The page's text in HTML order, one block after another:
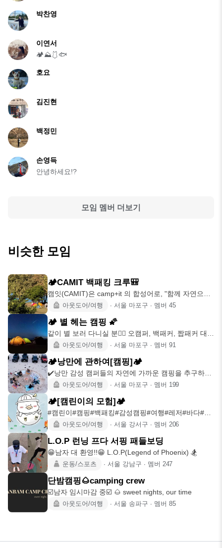
박찬영
이연서
🏕⛰️🩱🐟
호요
김진현
백정민
손영득
안녕하세요!?
모임 멤버 더보기
비슷한 모임
🏕️CAMIT 백패킹 크루🎒
캠잇(CAMIT)은 camp+it 의 합성어로, "함께 자연으로
떠나는아웃도어/여행 ∙ 서울 마포구 ∙ 멤버 45
🏕 별 헤는 캠핑 🌠
같이 별 보러 다니실 분🙋‍♀️ 오캠퍼, 백패커, 짭패커 대환
영!! 캠아웃도어/여행 ∙ 서울 마포구 ∙ 멤버 91
🏕낭만에 관하여[캠핑]🏕
✔️낭만 감성 캠퍼들의 자연에 가까운 캠핑을 추구하는
모임 캠핑 입문
아웃도어/여행 ∙ 서울 마포구 ∙ 멤버 199
🏕️[캠린이의 모험]🏕
#캠린이#캠핑#백패킹#감성캠핑#여행#레저#바다#산
#계곡#낫메리드#장비자랑
아웃도어/여행 ∙ 서울 강서구 ∙ 멤버 206
L.O.P 런닝 프다 서핑 패들보딩
😁남자 대 환영!!😁 L.O.P(Legend of Phoenix) 🏂
운동/스포츠 ∙ 서울 강남구 ∙ 멤버 247
단밤캠핑🌰camping crew
☑️남자 임시마감 중☑️ 🌰 sweet nights, our time
아웃도어/여행 ∙ 서울 송파구 ∙ 멤버 85